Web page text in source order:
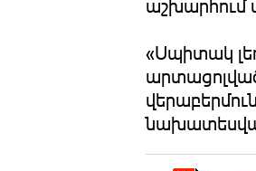
աշխարհում
«Սպիտակ